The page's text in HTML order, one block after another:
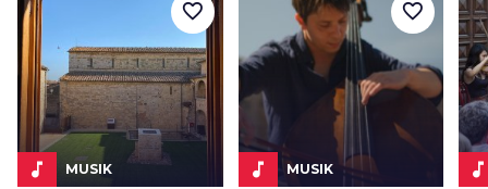
music_note MUSIK
favorite_border
music_note MUSIK
favorite_border